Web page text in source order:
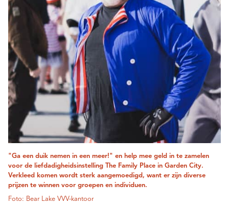
"Ga een duik nemen in een meer!" en help mee geld in te zamelen
voor de liefdadigheidsinstelling The Family Place in Garden City.
Verkleed komen wordt sterk aangemoedigd, want er zijn diverse
prijzen te winnen voor groepen en individuen.
Foto: Bear Lake VVV-kantoor